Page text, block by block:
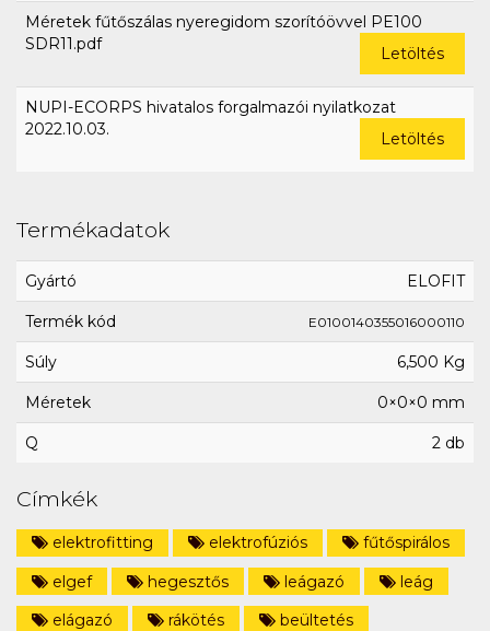
Méretek fűtőszálas nyeregidom szorítóövvel PE100
SDR11.pdf
Letöltés
NUPI-ECORPS hivatalos forgalmazói nyilatkozat
2022.10.03.
Letöltés
Termékadatok
Gyártó ELOFIT
Termék kód E0100140355016000110
Súly 6,500 Kg
Méretek 0×0×0 mm
Q 2 db
Címkék
elektrofitting elektrofúziós
fűtőspirálos
elgef
hegesztős leágazó
leág
elágazó
rákötés
beültetés